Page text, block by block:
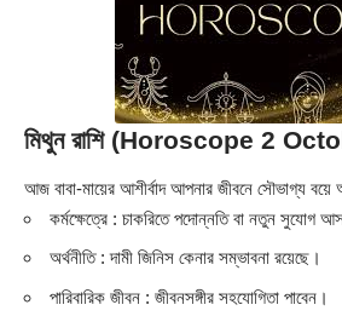
মিথুন রাশি (Horoscope 2
আজ বাবা-মায়ের আশীর্বাদ আপনার জীবনে সৌভাগ্য বয়ে
কর্মক্ষেত্রে : চাকরিতে পদোন্নতি বা নতুন সুযোগ
অর্থনীতি : দামী জিনিস কেনার সম্ভাবনা রয়েছে।
পারিবারিক জীবন : জীবনসঙ্গীর সহযোগিতা পাবেন।